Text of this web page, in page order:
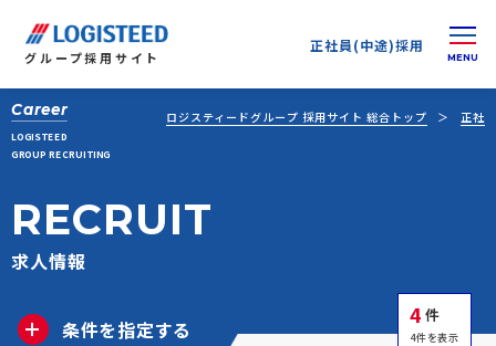
グループ採用サイト
正社員(中途)採用
Career
LOGISTEED
GROUP RECRUITING
ロジスティードグループ 採用サイト 総合トップ 正社
RECRUIT
求人情報
4 件
4件を表示
条件を指定する